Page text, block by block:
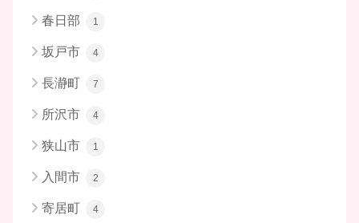
春日部 1
坂戸市 4
長瀞町 7
所沢市 4
狭山市 1
入間市 2
寄居町 4